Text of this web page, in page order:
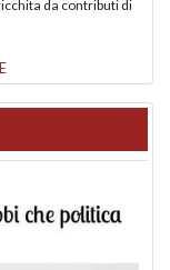
da contributi di